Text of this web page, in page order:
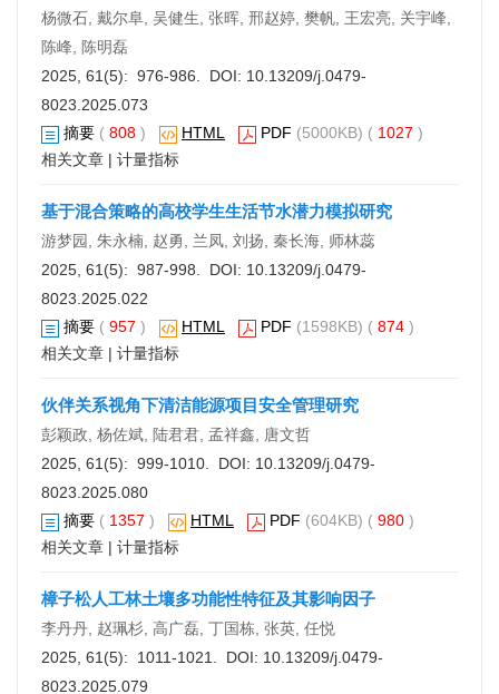
杨微石, 戴尔阜, 吴健生, 张晖, 邢赵婷, 樊帆, 王宏亮, 关宇峰,
陈峰, 陈明磊
2025, 61(5): 976-986. DOI: 10.13209/j.0479-
8023.2025.073
摘要 ( 808 ) HTML PDF (5000KB) ( 1027 )
相关文章 | 计量指标
基于混合策略的高校学生生活节水潜力模拟研究
游梦园, 朱永楠, 赵勇, 兰凤, 刘扬, 秦长海, 师林蕊
2025, 61(5): 987-998. DOI: 10.13209/j.0479-
8023.2025.022
摘要 ( 957 ) HTML PDF (1598KB) ( 874 )
相关文章 | 计量指标
伙伴关系视角下清洁能源项目安全管理研究
彭颖政, 杨佐斌, 陆君君, 孟祥鑫, 唐文哲
2025, 61(5): 999-1010. DOI: 10.13209/j.0479-
8023.2025.080
摘要 ( 1357 ) HTML PDF (604KB) ( 980 )
相关文章 | 计量指标
樟子松人工林土壤多功能性特征及其影响因子
李丹丹, 赵珮杉, 高广磊, 丁国栋, 张英, 任悦
2025, 61(5): 1011-1021. DOI: 10.13209/j.0479-
8023.2025.079